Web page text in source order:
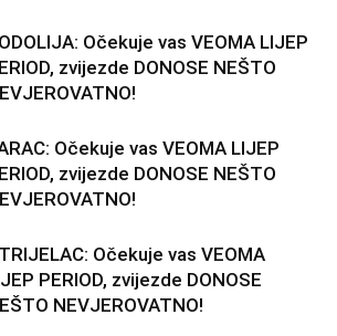
Očekuje vas VEOMA LIJEP
zvijezde DONOSE NEŠTO
Očekuje vas VEOMA LIJEP
zvijezde DONOSE NEŠTO
Očekuje vas VEOMA
PERIOD, zvijezde DONOSE
NEVJEROVATNO!